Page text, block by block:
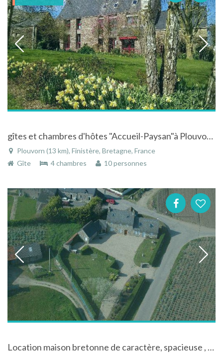
gîtes et chambres d'hôtes "Accueil-Paysan"à Plouvorn,près de Morlaix et Roscoff
Plouvorn (13 km), Finistère, Bretagne, France
Gîte
4 chambres 10 personnes
Location maison bretonne de caractère, spacieuse , à 150 m de la mer, pour 8 à 10 personnes